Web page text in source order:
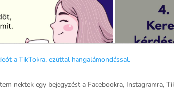
a TikTokra, ezúttal hangalámondással.
nektek egy bejegyzést a Facebookra, Instagramra,